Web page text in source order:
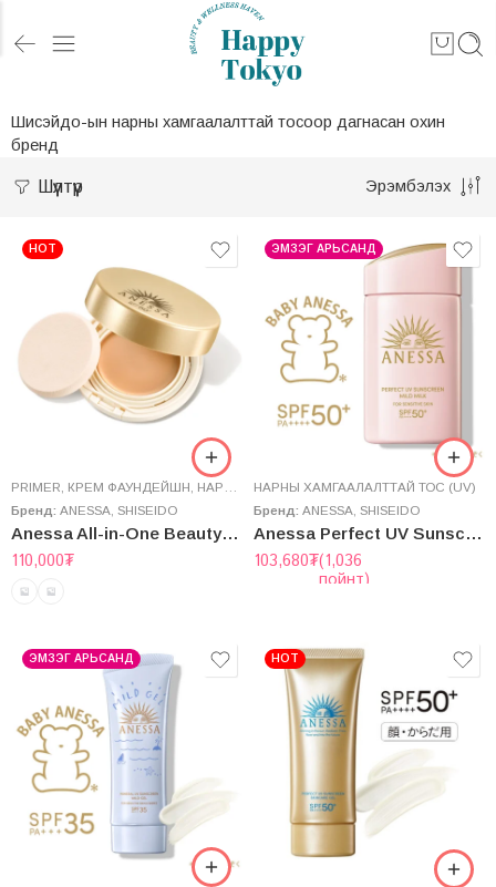
Шисэйдо-ын нарны хамгаалалттай тосоор дагнасан охин
бренд
Шүүлтүүр Эрэмбэлэх
HOT
PRIMER КРЕМ ФАУНДЕЙШН НАРНЫ ХАМГААЛАЛТТАЙ ТОС (UV) ,СУУРЬ
Бренд: ANESSA SHISEIDO
Anessa All-in-One Beauty Pact SPF50+, PA+++
110,000₮
ЭМЗЭГ АРЬСАНД
НАРНЫ ХАМГААЛАЛТТАЙ ТОС (UV)
Бренд: ANESSA SHISEIDO
Anessa Perfect UV Sunscreen Mild Milk SPF50, PA++++ Эмзэг арьсны нарны тос
103,680₮(1,036
пойнт)
ЭМЗЭГ АРЬСАНД HOT